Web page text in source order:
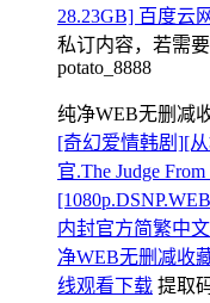
28.23GB] 百度云
私订内容，若需
potato_8888
纯净WEB无删减
[奇幻爱情韩剧][
官.The Judge
内封官方简繁中
净WEB无删减收
线观看下载 提取